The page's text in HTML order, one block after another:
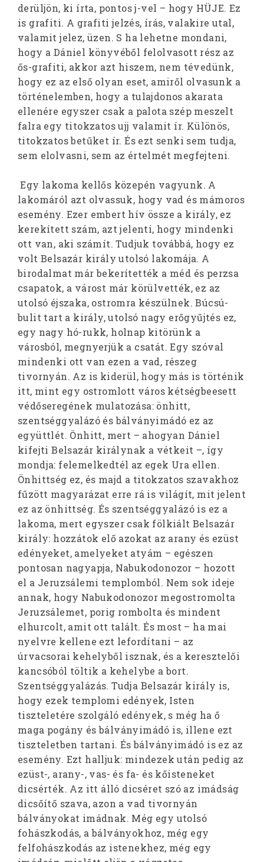
derüljön, ki írta, pontos j-vel – hogy HÜJE. Ez
is grafiti. A grafiti jelzés, írás, valakire utal,
valamit jelez, üzen. S ha lehetne mondani,
hogy a Dániel könyvéből felolvasott rész az
ős-grafiti, akkor azt hiszem, nem tévedünk,
hogy ez az első olyan eset, amiről olvasunk a
történelemben, hogy a tulajdonos akarata
ellenére egyszer csak a palota szép meszelt
falra egy titokzatos ujj valamit ír. Különös,
titokzatos betűket ír. És ezt senki sem tudja,
sem elolvasni, sem az értelmét megfejteni.
Egy lakoma kellős közepén vagyunk. A
lakomáról azt olvassuk, hogy vad és mámoros
esemény. Ezer embert hív össze a király, ez
kerekített szám, azt jelenti, hogy mindenki
ott van, aki számít. Tudjuk továbbá, hogy ez
volt Belsazár király utolsó lakomája. A
birodalmat már bekerítették a méd és perzsa
csapatok, a várost már körülvették, ez az
utolsó éjszaka, ostromra készülnek. Búcsú-
bulit tart a király, utolsó nagy erőgyűjtés ez,
egy nagy hó-rukk, holnap kitörünk a
városból, megnyerjük a csatát. Egy szóval
mindenki ott van ezen a vad, részeg
tivornyán. Az is kiderül, hogy más is történik
itt, mint egy ostromlott város kétségbeesett
védőseregének mulatozása: önhitt,
szentséggyalázó és bálványimádó ez az
együttlét. Önhitt, mert – ahogyan Dániel
kifejti Belsazár királynak a vétkeit –, így
mondja: felemelkedtél az egek Ura ellen.
Önhittség ez, és majd a titokzatos szavakhoz
fűzött magyarázat erre rá is világít, mit jelent
ez az önhittség. És szentséggyalázó is ez a
lakoma, mert egyszer csak fölkiált Belsazár
király: hozzátok elő azokat az arany és ezüst
edényeket, amelyeket atyám – egészen
pontosan nagyapja, Nabukodonozor – hozott
el a Jeruzsálemi templomból. Nem sok ideje
annak, hogy Nabukodonozor megostromolta
Jeruzsálemet, porig rombolta és mindent
elhurcolt, amit ott talált. És most – ha mai
nyelvre kellene ezt lefordítani – az
úrvacsorai kehelyből isznak, és a keresztelői
kancsóból töltik a kehelybe a bort.
Szentséggyalázás. Tudja Belsazár király is,
hogy ezek templomi edények, Isten
tiszteletére szolgáló edények, s még ha ő
maga pogány és bálványimádó is, illene ezt
tiszteletben tartani. És bálványimádó is ez az
esemény. Ezt halljuk: mindezek után pedig az
ezüst-, arany-, vas- és fa- és kőisteneket
dicsérték. Az itt álló dicséret szó az imádság
dicsőítő szava, azon a vad tivornyán
bálványokat imádnak. Még egy utolsó
fohászkodás, a bálványokhoz, még egy
felfohászkodás az istenekhez, még egy